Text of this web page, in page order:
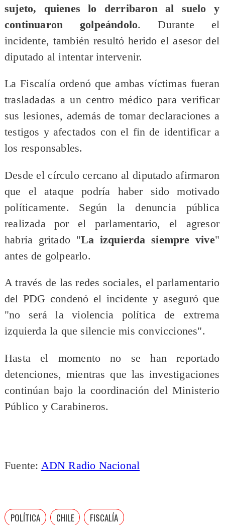
sujeto, quienes lo derribaron al suelo y
continuaron golpeándolo. Durante el
incidente, también resultó herido el asesor del
diputado al intentar intervenir.
La Fiscalía ordenó que ambas víctimas fueran
trasladadas a un centro médico para verificar
sus lesiones, además de tomar declaraciones a
testigos y afectados con el fin de identificar a
los responsables.
Desde el círculo cercano al diputado afirmaron
que el ataque podría haber sido motivado
políticamente. Según la denuncia pública
realizada por el parlamentario, el agresor
habría gritado "La izquierda siempre vive"
antes de golpearlo.
A través de las redes sociales, el parlamentario
del PDG condenó el incidente y aseguró que
"no será la violencia política de extrema
izquierda la que silencie mis convicciones".
Hasta el momento no se han reportado
detenciones, mientras que las investigaciones
continúan bajo la coordinación del Ministerio
Público y Carabineros.
Fuente: ADN Radio Nacional
POLÍTICA CHILE FISCALÍA